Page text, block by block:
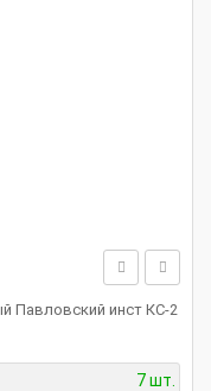
Павловский инст КС-2
7 шт.